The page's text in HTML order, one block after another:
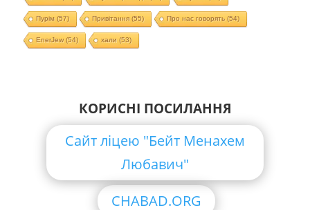
Пурім (57) Привітання(55) Про нас говорять(54)
EnerJew(54) хали (53)
КОРИСНІ ПОСИЛАННЯ
Сайт ліцею "Бейт Менахем
Любавич"
CHABAD.ORG